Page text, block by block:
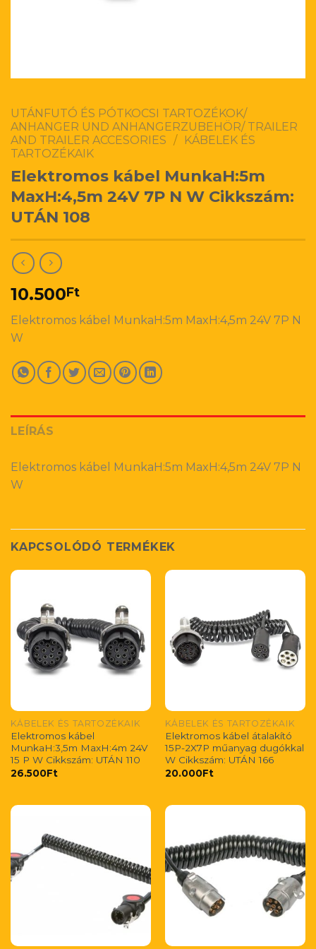
UTÁNFUTÓ ÉS PÓTKOCSI TARTOZÉKOK/
ANHANGER UND ANHANGERZUBEHÖR/ TRAILER
AND TRAILER ACCESORIES /
KÁBELEK ÉS
TARTOZÉKAIK
Elektromos kábel MunkaH:5m
MaxH:4,5m 24V 7P N W Cikkszám:
UTÁN 108
10.500Ft
Elektromos kábel MunkaH:5m MaxH:4,5m 24V 7P N
W
LEÍRÁS
Elektromos kábel MunkaH:5m MaxH:4,5m 24V 7P N
W
KAPCSOLÓDÓ TERMÉKEK
KÁBELEK ÉS TARTOZÉKAIK
Elektromos kábel
MunkaH:3,5m MaxH:4m 24V
15 P W Cikkszám: UTÁN 110
26.500Ft
KÁBELEK ÉS TARTOZÉKAIK
Elektromos kábel átalakító
15P-2X7P műanyag dugókkal
W Cikkszám: UTÁN 166
20.000Ft